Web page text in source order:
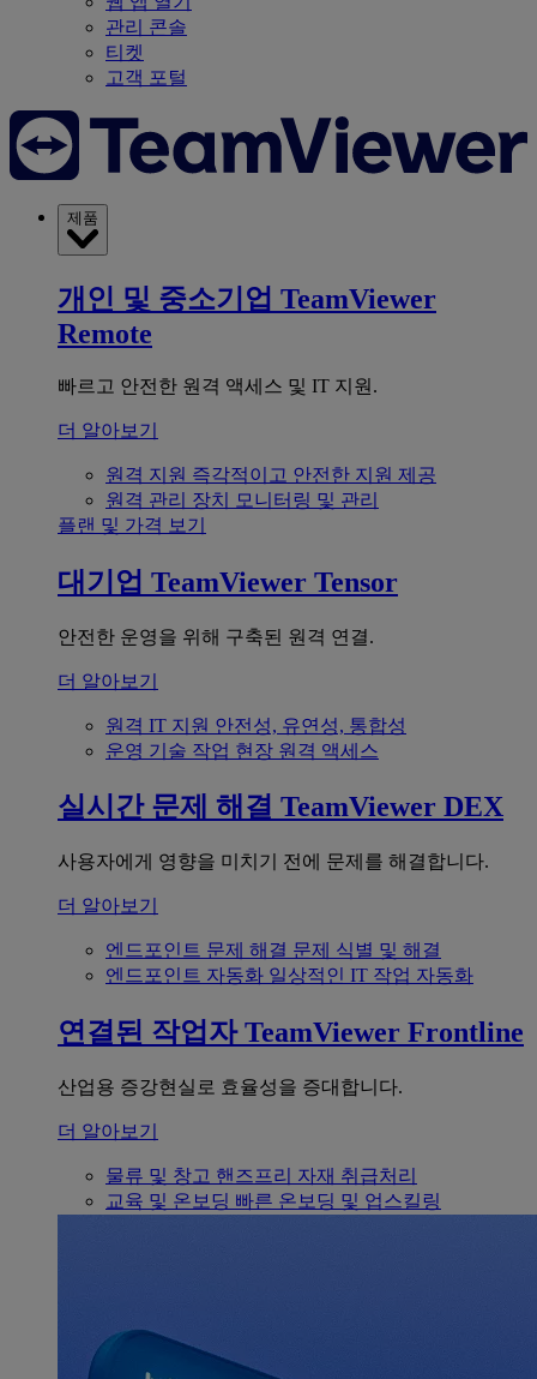
관리 콘솔
티켓
고객 포털
제품
개인 및 중소기업 TeamViewer
Remote
빠르고 안전한 원격 액세스 및 IT 지원.
더 알아보기
원격 지원 즉각적이고 안전한 지원 제공
원격 관리 장치 모니터링 및 관리
플랜 및 가격 보기
대기업 TeamViewer Tensor
안전한 운영을 위해 구축된 원격 연결.
더 알아보기
원격 IT 지원 안전성, 유연성, 통합성
운영 기술 작업 현장 원격 액세스
실시간 문제 해결 TeamViewer DEX
사용자에게 영향을 미치기 전에 문제를 해결합니다.
더 알아보기
엔드포인트 문제 해결 문제 식별 및 해결
엔드포인트 자동화 일상적인 IT 작업 자동화
연결된 작업자 TeamViewer Frontline
산업용 증강현실로 효율성을 증대합니다.
더 알아보기
물류 및 창고 핸즈프리 자재 취급처리
교육 및 온보딩 빠른 온보딩 및 업스킬링